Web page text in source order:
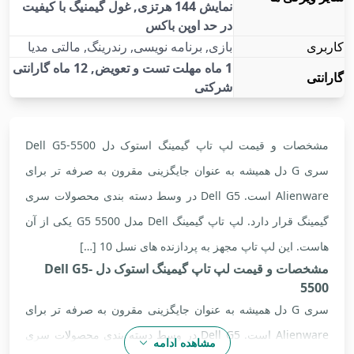
نمایش 144 هرتزی, غول گیمنیگ با کیفیت
در حد اوپن باکس
کاربری
بازی, برنامه نویسی, رندرینگ, مالتی مدیا
گارانتی
1 ماه مهلت تست و تعویض, 12 ماه گارانتی
شرکتی
مشخصات و قیمت لپ تاپ گیمینگ استوک دل Dell G5-5500
سری G دل همیشه به عنوان جایگزینی مقرون به صرفه تر برای
Alienware است. Dell G5 در وسط دسته بندی محصولات سری
گیمینگ قرار دارد. لپ تاپ گیمینگ Dell مدل G5 5500 یکی از آن
هاست. این لپ تاپ مجهز به پردازنده های نسل 10 […]
مشخصات و قیمت لپ تاپ گیمینگ استوک دل Dell G5-
5500
سری G دل همیشه به عنوان جایگزینی مقرون به صرفه تر برای
Alienware است. Dell G5 در وسط دسته بندی محصولات سری
مشاهده ادامه